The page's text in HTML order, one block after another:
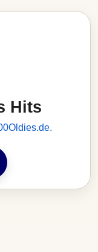
Hits
.